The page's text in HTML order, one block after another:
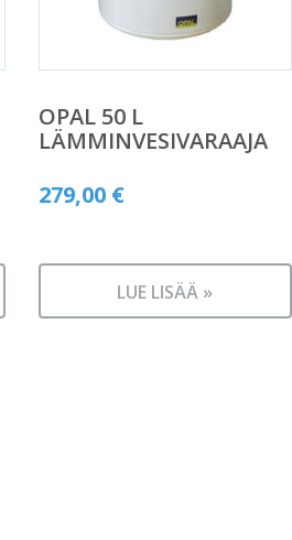
OPAL 50 L
LÄMMINVESIVARAAJA
279,00 €
LUE LISÄÄ »